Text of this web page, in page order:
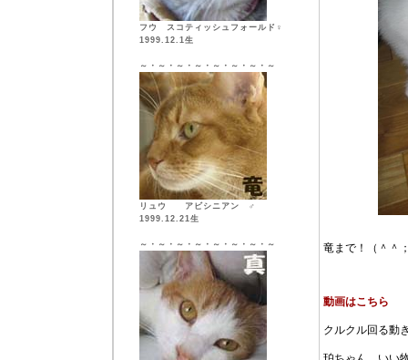
フウ スコティッシュフォールド♀
1999.12.1生
～・～・～・～・～・～・～・～
リュウ アビシニアン ♂
1999.12.21生
～・～・～・～・～・～・～・～ 竜まで！（＾＾
動画はこちら
クルクル回る動